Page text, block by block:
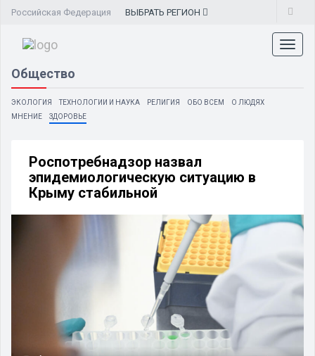
Российская Федерация ВЫБРАТЬ РЕГИОН
Общество
ЭКОЛОГИЯ ТЕХНОЛОГИИ И НАУКА РЕЛИГИЯ ОБО ВСЕМ
О ЛЮДЯХ
МНЕНИЕ
ЗДОРОВЬЕ
Роспотребнадзор назвал
эпидемиологическую ситуацию в
Крыму стабильной